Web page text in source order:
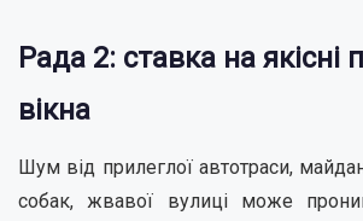
Рада 2: ставка на якісні
вікна
Шум від прилеглої автотраси,
собак, жвавої вулиці може